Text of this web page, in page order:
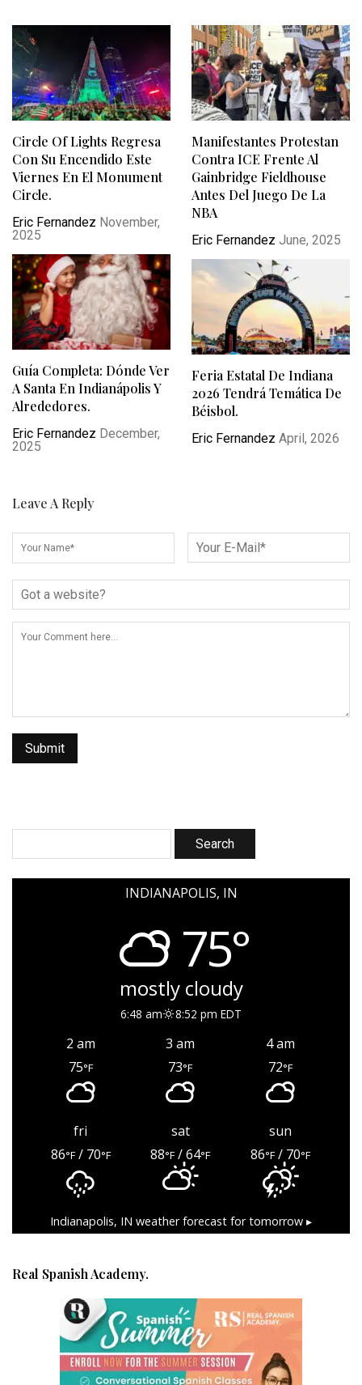
Circle Of Lights Regresa
Con Su Encendido Este
Viernes En El Monument
Circle.
Eric Fernandez November,
2025
Manifestantes Protestan
Contra ICE Frente Al
Gainbridge Fieldhouse
Antes Del Juego De La
NBA
Eric Fernandez June, 2025
Guía Completa: Dónde Ver
A Santa En Indianápolis Y
Alrededores.
Eric Fernandez December,
2025
Feria Estatal De Indiana
2026 Tendrá Temática De
Béisbol.
Eric Fernandez April, 2026
Leave A Reply
INDIANAPOLIS, IN
75°
mostly cloudy
6:48 am 8:52 pm EDT
2 am 3 am
4 am
75°F 73°F 72°F
fri sat
sun
86°F/ 70°F 88°F/ 64°F 86°F/ 70°F
Indianapolis, IN weather forecast for tomorrow ▸
Real Spanish Academy.